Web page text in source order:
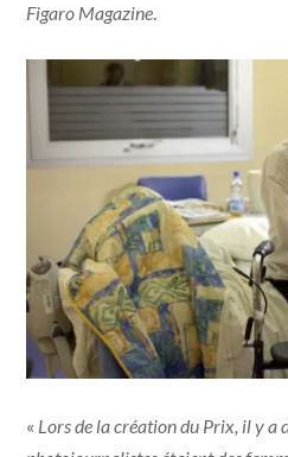
Figaro Magazine.
« Lors de la création du Prix, il y a